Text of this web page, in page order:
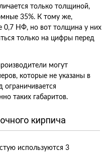
только толщиной,
35%. К тому же,
0,7 НФ, но вот толщина у них
только на цифры перед
могут
которые не указаны в
таких габаритов.
кирпича
используются 3